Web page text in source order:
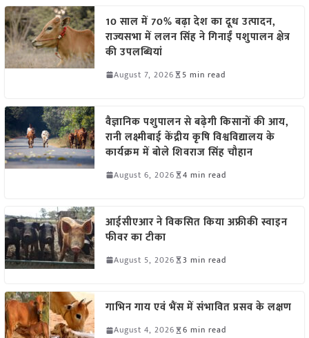
10 साल में 70% बढ़ा देश का दूध उत्पादन,
राज्यसभा में ललन सिंह ने गिनाईं पशुपालन क्षेत्र
की उपलब्धियां
August 7, 2026 5 min read
वैज्ञानिक पशुपालन से बढ़ेगी किसानों की आय,
रानी लक्ष्मीबाई केंद्रीय कृषि विश्वविद्यालय के
कार्यक्रम में बोले शिवराज सिंह चौहान
August 6, 2026 4 min read
आईसीएआर ने विकसित किया अफ्रीकी स्वाइन
फीवर का टीका
August 5, 2026 3 min read
गाभिन गाय एवं भैंस में संभावित प्रसव के लक्षण
August 4, 2026 6 min read